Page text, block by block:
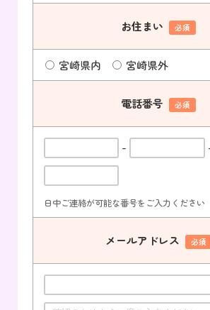
お住まい 必須
宮崎県内 宮崎県外
電話番号 必須
-
日中ご連絡が可能な番号をご入力ください
メールアドレス 必須